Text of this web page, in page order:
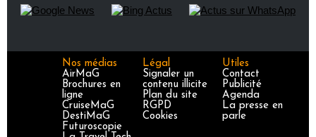
Nos médias
AirMaG
Brochures en
ligne
CruiseMaG
DestiMaG
Futuroscopie
Légal
Signaler un
contenu illicite
Plan du site
RGPD
Cookies
Utiles
Contact
Publicité
Agenda
La presse en
parle